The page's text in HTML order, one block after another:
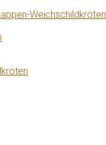
Weichschildkröten